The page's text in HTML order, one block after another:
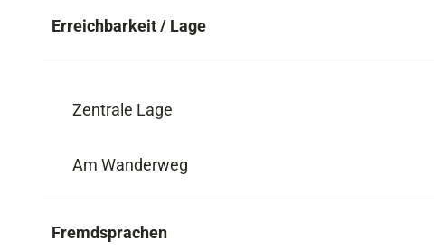
Erreichbarkeit / Lage
Zentrale Lage
Am Wanderweg
Fremdsprachen